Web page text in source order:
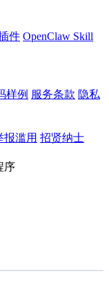
件 OpenClaw Skill
样例 服务条款 隐私
报滥用 招贤纳士
序